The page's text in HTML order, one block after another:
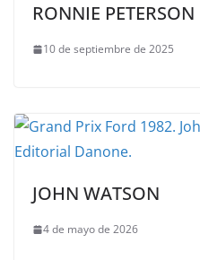
RONNIE PETERSON
10 de septiembre de 2025
JOHN WATSON
4 de mayo de 2026